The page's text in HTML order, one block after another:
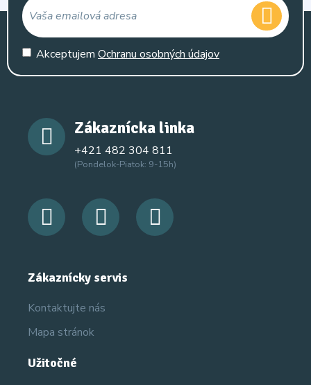
Akceptujem Ochranu osobných údajov
Zákaznícka linka
+421 482 304 811
(Pondelok-Piatok: 9-15h)
Zákaznícky servis
Kontaktujte nás
Mapa stránok
Užitočné